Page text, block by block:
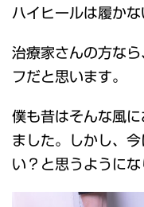
ハイヒールは履かな
治療家さんの方な
フだと思います。
僕も昔はそんな風
ました。しかし、
い？と思うようにな